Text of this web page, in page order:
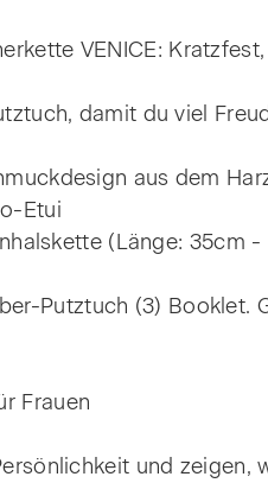
VENICE:
damit du viel
aus dem
Etui
(Länge: 35cm
Putztuch (3) Booklet.
Frauen
und zeigen,